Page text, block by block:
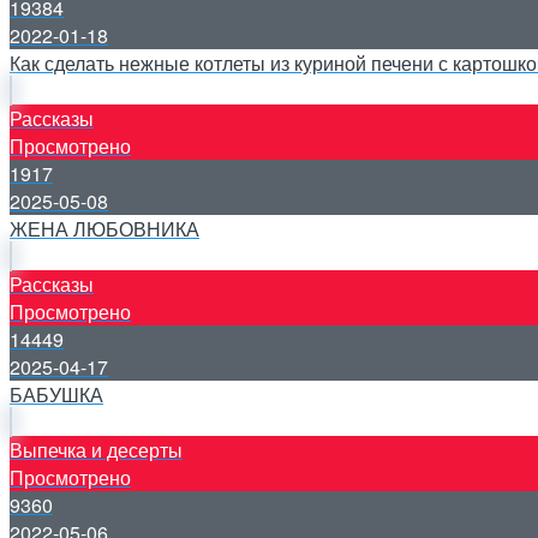
19384
2022-01-18
Как сделать нежные котлеты из куриной печени с
Рассказы
Просмотрено
1917
2025-05-08
ЖЕНА ЛЮБОВНИКА
Рассказы
Просмотрено
14449
2025-04-17
БАБУШКА
Выпечка и десерты
Просмотрено
9360
2022-05-06